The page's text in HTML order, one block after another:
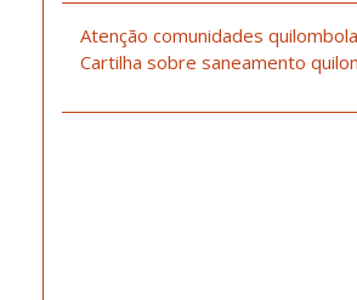
Atenção comunidades
Cartilha sobre saneamento